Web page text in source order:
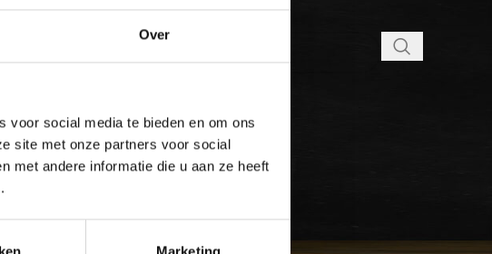
Over
voor social media te bieden en om ons
site met onze partners voor social
met andere informatie die u aan ze heeft